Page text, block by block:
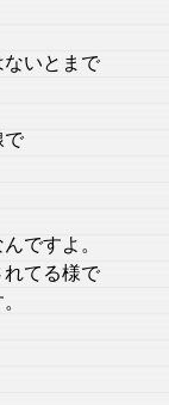
いとまで
で
ですよ。
てる様で